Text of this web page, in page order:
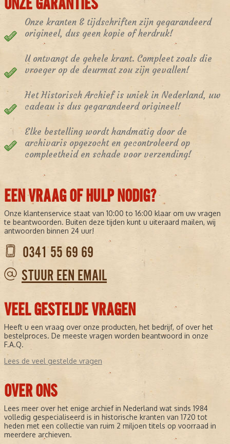
Onze kranten & tijdschriften zijn gegarandeerd
origineel, dus geen kopie of herdruk!
U ontvangt de gehele krant. Compleet zoals die
vroeger op de deurmat zou zijn gevallen!
Het Historisch Archief is uniek in Nederland, uw
cadeau is dus gegarandeerd origineel!
Elke bestelling wordt handmatig door de
archivaris opgezocht en gecontroleerd op
compleetheid en schade voor verzending!
EEN VRAAG OF HULP NODIG?
Onze klantenservice staat van 10:00 to 16:00 klaar om uw vragen
te beantwoorden. Buiten deze tijden kunt u uiteraard mailen, wij
antwoorden binnen 24 uur!
0341 55 69 69
STUUR EEN EMAIL
VEEL GESTELDE VRAGEN
Heeft u een vraag over onze producten, het bedrijf, of over het
bestelproces. De meeste vragen worden beantwoord in onze
F.A.Q.
Lees de veel gestelde vragen
OVER ONS
Lees meer over het enige archief in Nederland wat sinds 1984
volledig gespecialiseerd is in historische kranten van 1720 tot
heden met een collectie van ruim 2 miljoen titels op voorraad in
meerdere archieven.